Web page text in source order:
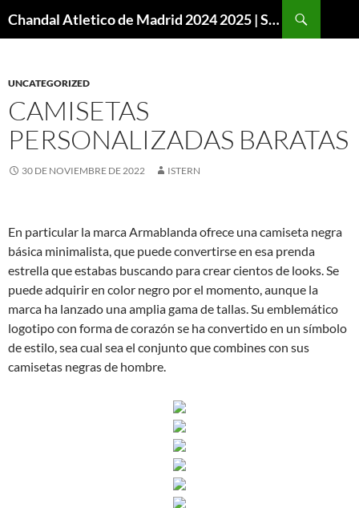
Chandal Atletico de Madrid 2024 2025 | SuperVigo
UNCATEGORIZED
CAMISETAS
PERSONALIZADAS BARATAS
30 DE NOVIEMBRE DE 2022 ISTERN
En particular la marca Armablanda ofrece una camiseta negra
básica minimalista, que puede convertirse en esa prenda
estrella que estabas buscando para crear cientos de looks. Se
puede adquirir en color negro por el momento, aunque la
marca ha lanzado una amplia gama de tallas. Su emblemático
logotipo con forma de corazón se ha convertido en un símbolo
de estilo, sea cual sea el conjunto que combines con sus
camisetas negras de hombre.